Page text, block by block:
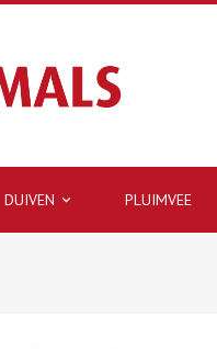

DUIVEN PLUIMVEE